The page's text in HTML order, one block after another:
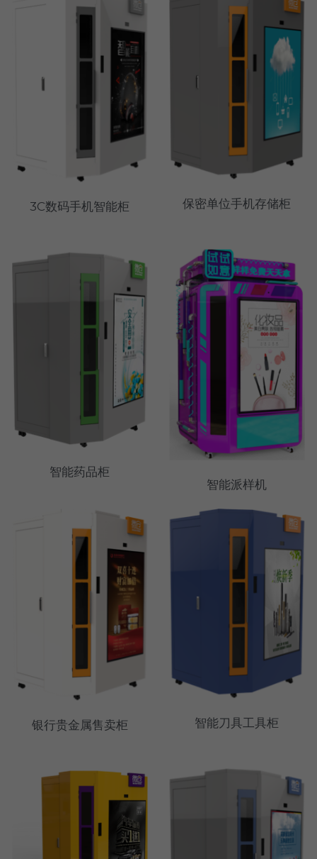
3C数码手机智能柜
智能药品柜
保密单位手机存储柜
智能派样机
银行贵金属售卖柜 智能刀具工具柜